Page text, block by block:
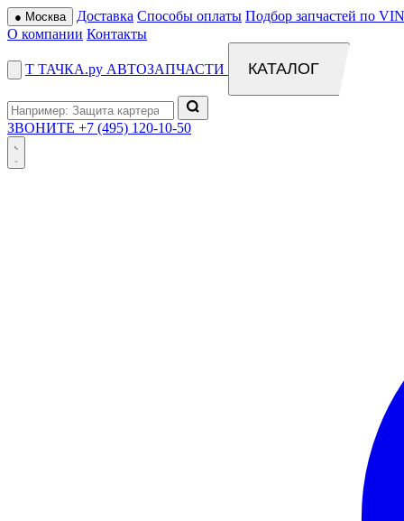
● Москва Доставка Способы оплаты Подбор запчастей по
О компании Контакты
Т ТАЧКА.ру АВТОЗАПЧАСТИ КАТАЛОГ
ЗВОНИТЕ +7 (495) 120-10-50